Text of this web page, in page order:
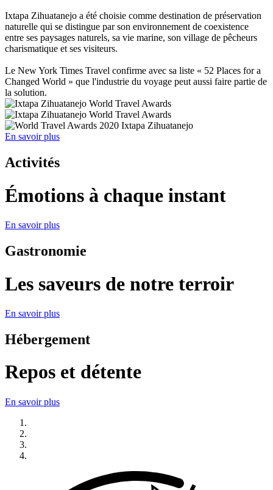
Ixtapa Zihuatanejo a été choisie comme destination de préservation
naturelle qui se distingue par son environnement de coexistence
entre ses paysages naturels, sa vie marine, son village de pêcheurs
charismatique et ses visiteurs.
Le New York Times Travel confirme avec sa liste « 52 Places for a
Changed World » que l'industrie du voyage peut aussi faire partie de
la solution.
En savoir plus
Activités
Émotions à chaque instant
En savoir plus
Gastronomie
Les saveurs de notre terroir
En savoir plus
Hébergement
Repos et détente
En savoir plus